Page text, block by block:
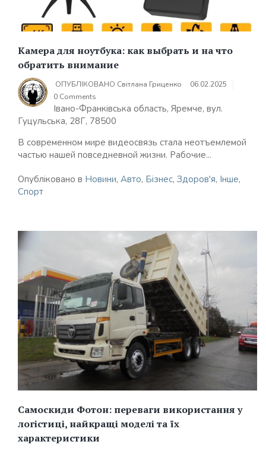
Камера для ноутбука: как выбрать и на что
обратить внимание
ОПУБЛІКОВАНО Світлана Гриценко
06.02.2025
0 Comments
Івано-Франківська область, Яремче, вул.
Гуцульська, 28Г, 78500
В современном мире видеосвязь стала неотъемлемой
частью нашей повседневной жизни. Рабочие...
Опубліковано в Новини, Авто, Бізнес, Здоров'я, Інше,
Спорт
Самоскиди Фотон: переваги використання у
логістиці, найкращі моделі та їх
характеристики